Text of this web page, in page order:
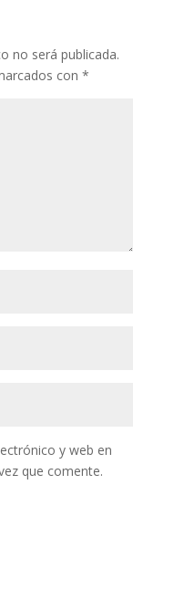
no será publicada.
con *
y web en
que comente.